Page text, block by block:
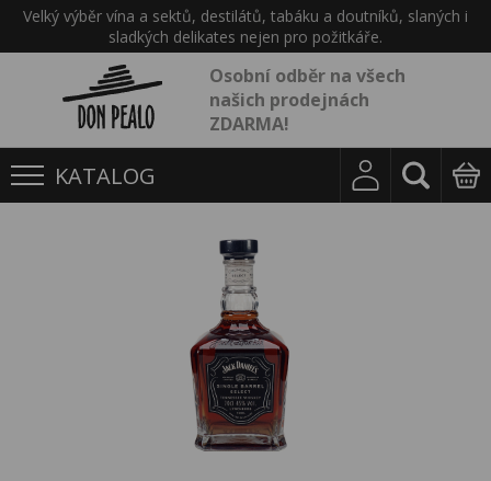
Velký výběr vína a sektů, destilátů, tabáku a doutníků, slaných i
sladkých delikates nejen pro požitkáře.
Osobní odběr na všech
našich prodejnách
ZDARMA!
KATALOG